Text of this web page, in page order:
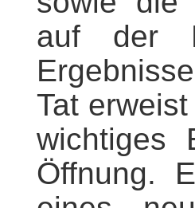
auf der
Tat
wichtiges
Öffnung.